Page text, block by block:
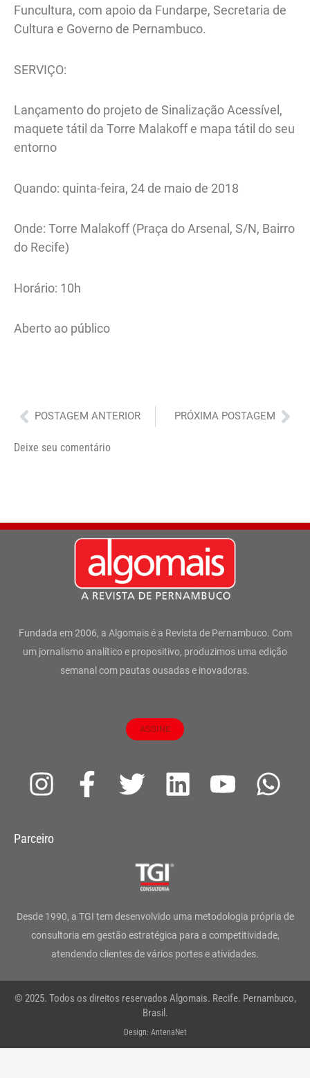
Funcultura, com apoio da Fundarpe, Secretaria de
Cultura e Governo de Pernambuco.
SERVIÇO:
Lançamento do projeto de Sinalização Acessível,
maquete tátil da Torre Malakoff e mapa tátil do seu
entorno
Quando: quinta-feira, 24 de maio de 2018
Onde: Torre Malakoff (Praça do Arsenal, S/N, Bairro
do Recife)
Horário: 10h
Aberto ao público
Anterior
POSTAGEM ANTERIOR PRÓXIMA POSTAGEM
Deixe seu comentário
Fundada em 2006, a Algomais é a Revista de Pernambuco. Com
um jornalismo analítico e propositivo, produzimos uma edição
semanal com pautas ousadas e inovadoras.
ASSINE
I
s
g
r
a
m
F
a
o
o
k
-
T
t
e
r
L
d
i
n
Y
b
e
W
a
p
Parceiro
Desde 1990, a TGI tem desenvolvido uma metodologia própria de
consultoria em gestão estratégica para a competitividade,
atendendo clientes de vários portes e atividades.
© 2025. Todos os direitos reservados Algomais. Recife. Pernambuco,
Brasil.
Design: AntenaNet